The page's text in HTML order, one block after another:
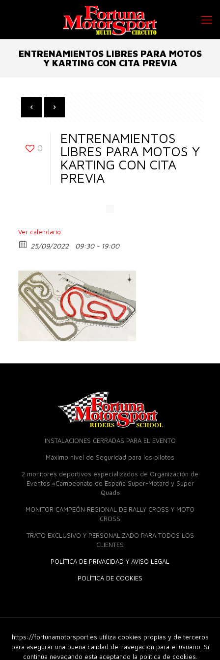
ENTRENAMIENTOS LIBRES PARA MOTOS
Y KARTING CON CITA PREVIA
0
ENTRENAMIENTOS
LIBRES PARA MOTOS Y
KARTING CON CITA
PREVIA
Ver calendario
25/09/2022 09:30 - 19:00
INSTALACIONES CERRADAS PARA EL EVENTO
Máximo nivel de Seguridad para los pilotos
2 monitores deportivos especializados de Organización de
Eventos «Campeonato de España Super-Motard y Super
Quad»
MONITOR CAMPEÓN REGIONAL DE RALLY CROSS Y MOTO
CROSS
TRATO EXCLUSIVO Y PERSONALIZADO PARA TODOS LOS
CLIENTES
POLÍTICA DE PRIVACIDAD Y AVISO LEGAL
POLÍTICA DE COOKIES
© 2018 Fortuna Moto Sport. Derechos Reservados |Diseño
Web|GuellCom_
https://fortunamotorsport.es utiliza cookies propias y de terceros
para asegurar una buena calidad de navegación para el usuario. Si
continúa nevagando está aceptando la política de cookies.